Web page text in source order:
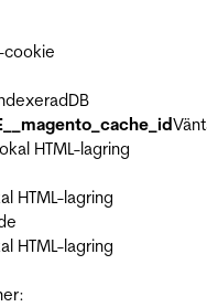
cookie
HTML-lagring
HTML-lagring
HTML-lagring